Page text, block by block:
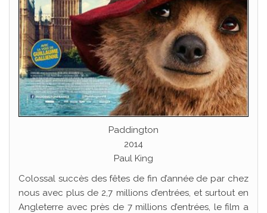
Paddington
2014
Paul King
Colossal succès des fêtes de fin d’année de par chez
nous avec plus de 2,7 millions d’entrées, et surtout en
Angleterre avec près de 7 millions d’entrées, le film a